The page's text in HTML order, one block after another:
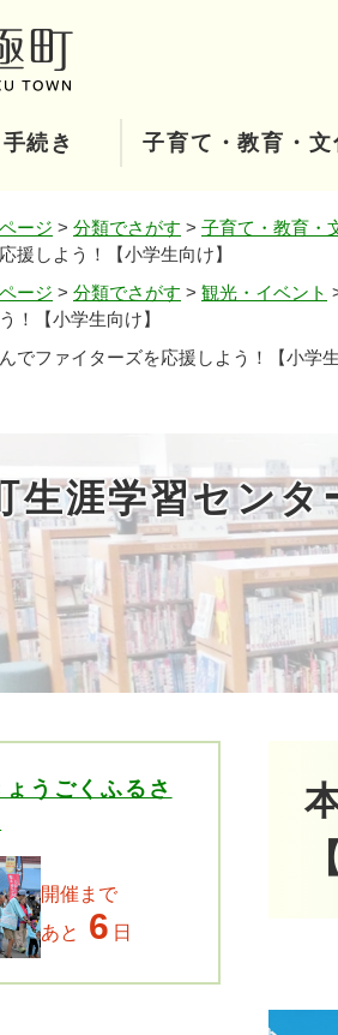
続き 子育て・教育・文
ージ > 分類でさがす > 子育て・教育・
援しよう！【小学生向け】
ージ > 分類でさがす > 観光・イベント
！【小学生向け】
でファイターズを応援しよう！【小学生
生涯学習セン
うごくふるさ
開催まで
あと
6 日